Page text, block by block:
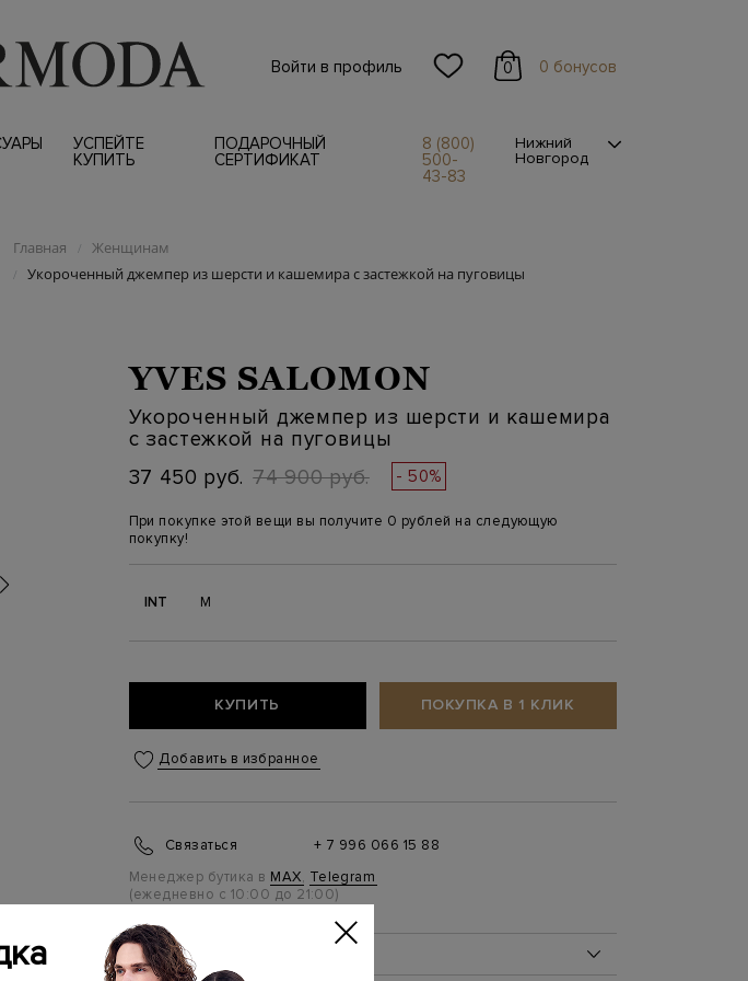
Войти в профиль 0 0 бонусов
УСПЕЙТЕ
КУПИТЬ
ПОДАРОЧНЫЙ
СЕРТИФИКАТ
8 (800)
500-
43-83
Нижний
Новгород
Главная / Женщинам
/ Укороченный джемпер из шерсти и кашемира с застежкой на пуговицы
YVES SALOMON
Укороченный джемпер из шерсти и кашемира
с застежкой на пуговицы
37 450 руб. 74 900 руб. - 50%
При покупке этой вещи вы получите 0 рублей на следующую
покупку!
INT M
КУПИТЬ ПОКУПКА В 1 КЛИК
Добавить в избранное
Связаться
+ 7 996 066 15 88
Менеджер бутика в MAX, Telegram
(ежедневно с 10:00 до 21:00)
ИНФОРМАЦИЯ ОБ ИЗДЕЛИИ